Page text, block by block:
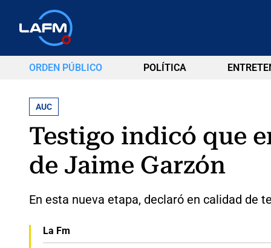
ORDEN PÚBLICO POLÍTICA
AUC
Testigo indicó que
de Jaime Garzón
En esta nueva etapa, declaró en calidad de
La Fm